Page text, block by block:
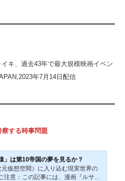
イキ、過去43年で最大規模映画イベン
年7月14日配信
する時事問題
」は第10帝国の夢を見るか？
元仮想空間）に入り込む現実世界の
注意：この記事には、漫画『ルサン